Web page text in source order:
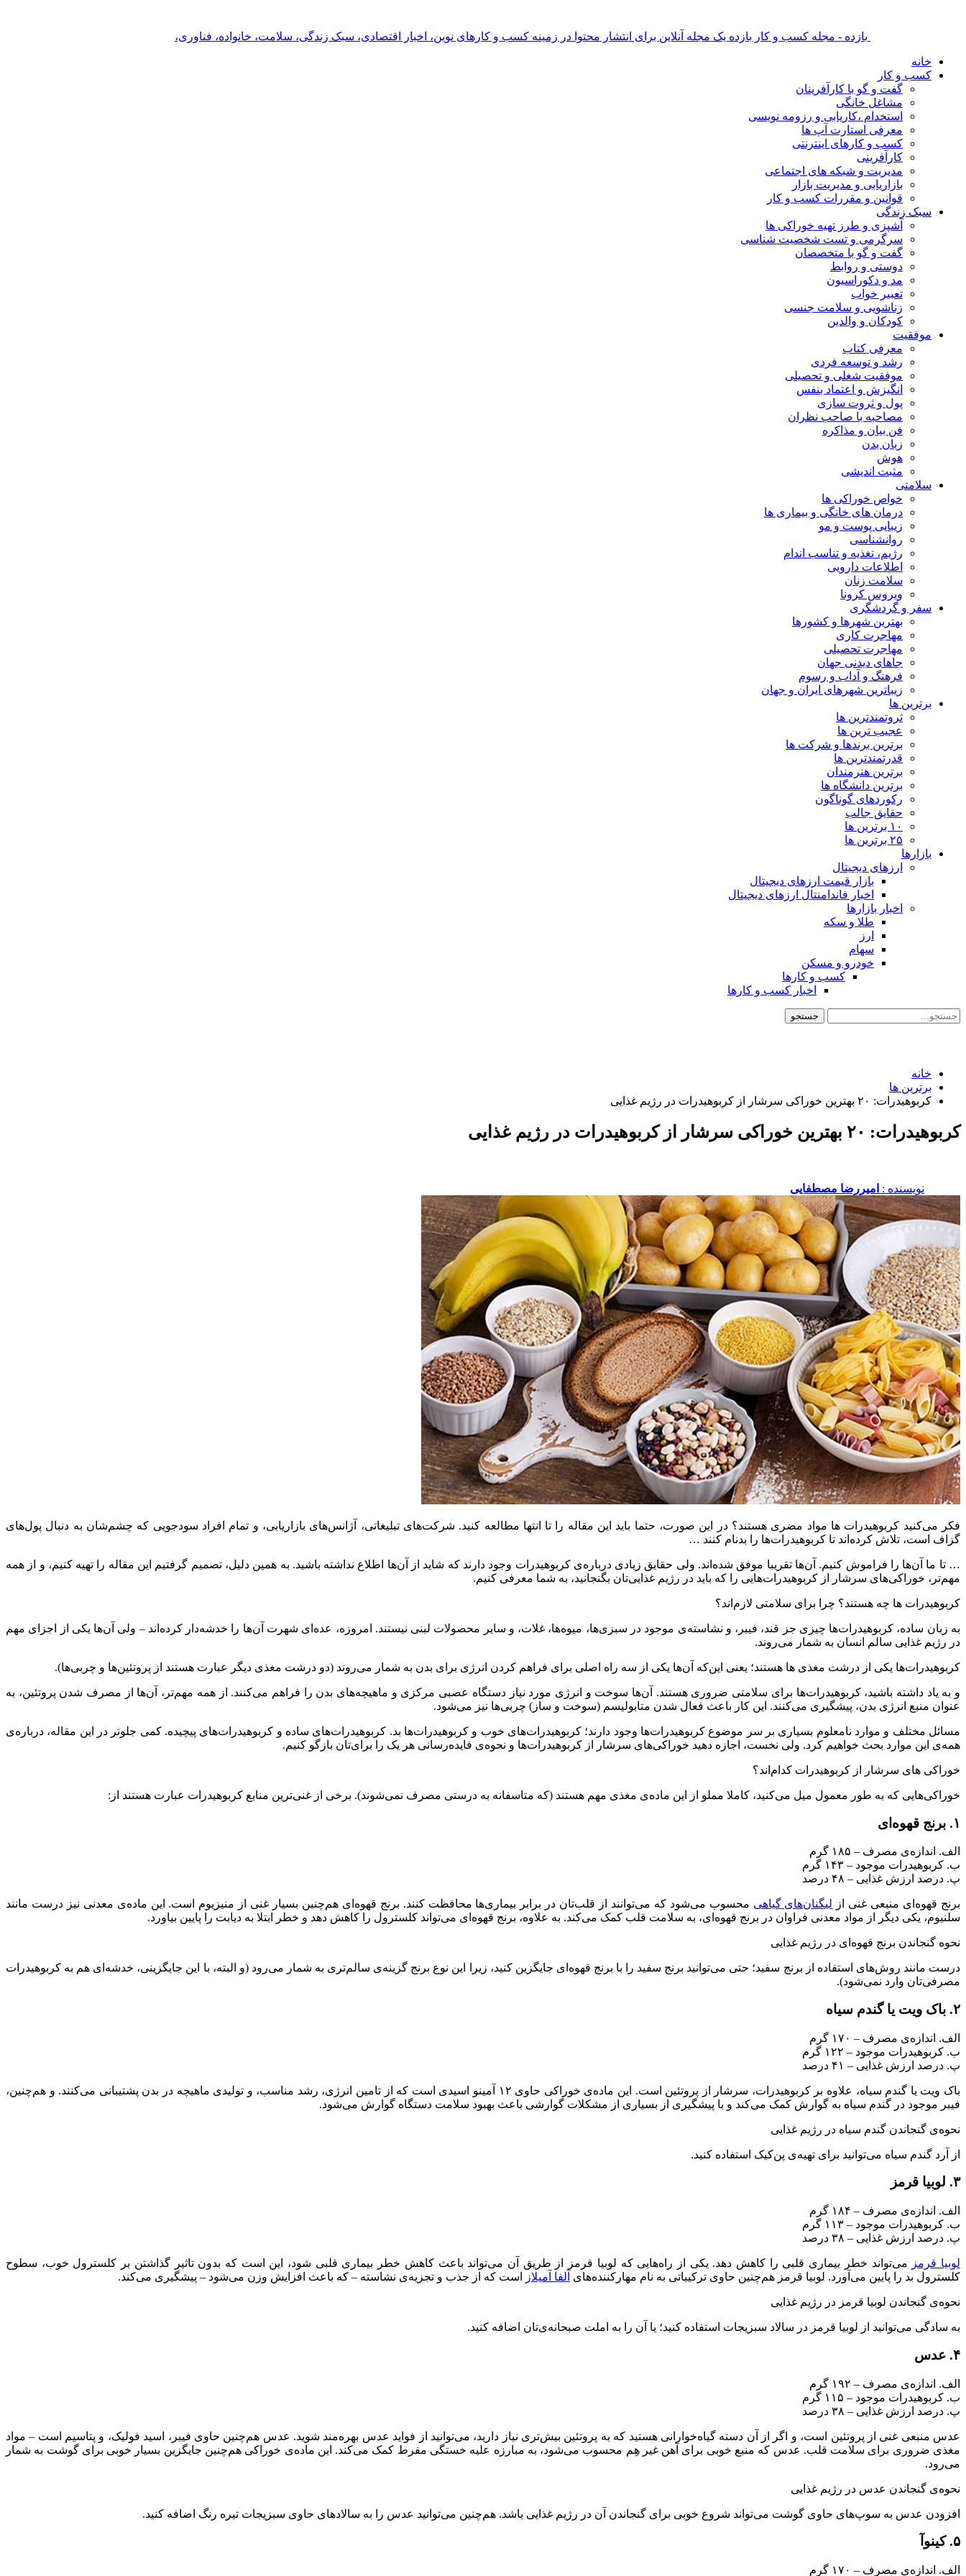
بازده - مجله کسب و کار بازده یک مجله آنلاین برای انتشار محتوا در زمینه کسب و کارهای نوین، اخبار اقتصادی، سبک زندگی، سلامت، خانواده، فناوری،
خانه
کسب و کار
گفت و گو با کارآفرینان
مشاغل خانگی
استخدام ،کاریابی و رزومه نویسی
معرفی استارت آپ ها
کسب و کارهای اینترنتی
کارآفرینی
مدیریت و شبکه های اجتماعی
بازاریابی و مدیریت بازار
قوانین و مقررات کسب و کار
سبک زندگی
آشپزی و طرز تهیه خوراکی ها
سرگرمی و تست شخصیت شناسی
گفت و گو با متخصصان
دوستی و روابط
مد و دکوراسیون
تعبیر خواب
زناشویی و سلامت جنسی
کودکان و والدین
موفقیت
معرفی کتاب
رشد و توسعه فردی
موفقیت شغلی و تحصیلی
انگیزش و اعتماد بنفس
پول و ثروت سازی
مصاحبه با صاحب نظران
فن بیان و مذاکره
زبان بدن
هوش
مثبت اندیشی
سلامتی
خواص خوراکی ها
درمان های خانگی و بیماری ها
زیبایی پوست و مو
روانشناسی
رژیم، تغذیه و تناسب اندام
اطلاعات دارویی
سلامت زنان
ویروس کرونا
سفر و گردشگری
بهترین شهرها و کشورها
مهاجرت کاری
مهاجرت تحصیلی
جاهای دیدنی جهان
فرهنگ و آداب و رسوم
زیباترین شهرهای ایران و جهان
برترین ها
ثروتمندترین ها
عجیب ترین ها
برترین برندها و شرکت ها
قدرتمندترین ها
برترین هنرمندان
برترین دانشگاه ها
رکوردهای گوناگون
حقایق جالب
۱۰ برترین ها
۲۵ برترین ها
بازارها
ارزهای دیجیتال
بازار قیمت ارزهای دیجیتال
اخبار فاندامنتال ارزهای دیجیتال
اخبار بازارها
طلا و سکه
ارز
سهام
خودرو و مسکن
کسب و کارها
اخبار کسب و کارها
خانه
برترین ها
کربوهیدرات: ۲۰ بهترین خوراکی سرشار از کربوهیدرات در رژیم غذایی
کربوهیدرات: ۲۰ بهترین خوراکی سرشار از کربوهیدرات در رژیم غذایی
نویسنده :‌ امیررضا مصطفایی
فکر می‌کنید کربوهیدرات ها مواد مضری هستند؟ در این صورت، حتما باید این مقاله را تا انتها مطالعه کنید. شرکت‌های تبلیغاتی، آژانس‌های بازاریابی، و تمام افراد سودجویی که چشم‌شان به دنبال پول‌های
گزاف است، تلاش کرده‌اند تا کربوهیدرات‌ها را بدنام کنند …
… تا ما آن‌ها را فراموش کنیم. آن‌ها تقریبا موفق شده‌اند. ولی حقایق زیادی درباره‌ی کربوهیدرات وجود دارند که شاید از آن‌ها اطلاع نداشته باشید. به همین دلیل، تصمیم گرفتیم این مقاله را تهیه کنیم، و از همه
مهم‌تر، خوراکی‌های سرشار از کربوهیدرات‌هایی را که باید در رژیم غذایی‌تان بگنجانید، به شما معرفی کنیم.
کربوهیدرات ها چه هستند؟ چرا برای سلامتی لازم‌اند؟
به زبان ساده، کربوهیدرات‌ها چیزی جز قند، فیبر، و نشاسته‌ی موجود در سبزی‌ها، میوه‌ها، غلات، و سایر محصولات لبنی نیستند. امروزه، عده‌ای شهرت آن‌ها را خدشه‌دار کرده‌اند – ولی آن‌ها یکی از اجزای مهم
در رژیم غذایی سالم انسان به شمار می‌روند.
کربوهیدرات‌ها یکی از درشت مغذی ها هستند؛ یعنی این‌که آن‌ها یکی از سه راه اصلی برای فراهم کردن انرژی برای بدن به شمار می‌روند (دو درشت مغذی دیگر عبارت هستند از پروتئین‌ها و چربی‌ها).
و به یاد داشته باشید، کربوهیدرات‌ها برای سلامتی ضروری هستند. آن‌ها سوخت و انرژی مورد نیاز دستگاه عصبی مرکزی و ماهیچه‌های بدن را فراهم می‌کنند. از همه مهم‌تر، آن‌ها از مصرف شدن پروتئین، به
عنوان منبع انرژی بدن، پیشگیری می‌کنند. این کار باعث فعال شدن متابولیسم (سوخت و ساز) چربی‌ها نیز می‌شود.
مسائل مختلف و موارد نامعلوم بسیاری بر سر موضوع کربوهیدرات‌ها وجود دارند؛ کربوهیدرات‌های خوب و کربوهیدرات‌ها بد. کربوهیدرات‌های ساده و کربوهیدرات‌های پیچیده. کمی جلوتر در این مقاله، درباره‌ی
همه‌ی این موارد بحث خواهیم کرد. ولی نخست، اجازه‌ دهید خوراکی‌های سرشار از کربوهیدرات‌ها و نحوه‌ی فایده‌رسانی هر یک را برای‌تان بازگو کنیم.
خوراکی های سرشار از کربوهیدرات کدام‌اند؟
خوراکی‌هایی که به طور معمول میل می‌کنید، کاملا مملو از این ماده‌ی مغذی مهم هستند (که متاسفانه به درستی مصرف نمی‌شوند). برخی از غنی‌ترین منابع کربوهیدرات عبارت هستند از:
۱. برنج قهوه‌ای
الف. اندازه‌ی مصرف – ۱۸۵ گرم
ب. کربوهیدرات موجود – ۱۴۳ گرم
پ. درصد ارزش غذایی – ۴۸ درصد
برنج قهوه‌ای منبعی غنی از لیگنان‌های گیاهی محسوب می‌شود که می‌توانند از قلب‌تان در برابر بیماری‌ها محافظت کنند. برنج قهوه‌ای هم‌چنین بسیار غنی از منیزیوم است. این ماده‌ی معدنی نیز درست مانند
سلنیوم، یکی دیگر از مواد معدنی فراوان در برنج قهوه‌ای، به سلامت قلب کمک می‌کند. به علاوه، برنج قهوه‌ای می‌تواند کلسترول را کاهش دهد و خطر ابتلا به دیابت را پایین بیاورد.
نحوه گنجاندن برنج قهوه‌ای در رژیم غذایی
درست مانند روش‌های استفاده از برنج سفید؛ حتی می‌توانید برنج سفید را با برنج قهوه‌ای جایگزین کنید، زیرا این نوع برنج گزینه‌ی سالم‌تری به شمار می‌رود (و البته، با این جایگزینی، خدشه‌ای هم به کربوهیدرات
مصرفی‌تان وارد نمی‌شود).
۲. باک ویت یا گندم سیاه
الف. اندازه‌ی مصرف – ۱۷۰ گرم
ب. کربوهیدرات موجود – ۱۲۲ گرم
پ. درصد ارزش غذایی – ۴۱ درصد
باک ویت یا گندم سیاه، علاوه بر کربوهیدرات، سرشار از پروتئین است. این ماده‌ی خوراکی حاوی ۱۲ آمینو اسیدی است که از تامین انرژی، رشد مناسب، و تولیدی ماهیچه در بدن پشتیبانی می‌کنند. و هم‌چنین،
فیبر موجود در گندم سیاه به گوارش کمک می‌کند و با پیشگیری از بسیاری از مشکلات گوارشی باعث بهبود سلامت دستگاه گوارش می‌شود.
نحوه‌ی گنجاندن گندم سیاه در رژیم غذایی
از آرد گندم سیاه می‌توانید برای تهیه‌ی پن‌کیک استفاده کنید.
۳. لوبیا قرمز
الف. اندازه‌ی مصرف – ۱۸۴ گرم
ب. کربوهیدرات موجود – ۱۱۳ گرم
پ. درصد ارزش غذایی – ۳۸ درصد
لوبیا قرمز می‌تواند خطر بیماری قلبی را کاهش دهد. یکی از راه‌هایی که لوبیا قرمز از طریق آن می‌تواند باعث کاهش خطر بیماری قلبی شود، این است که بدون تاثیر گذاشتن بر کلسترول خوب، سطوح
کلسترول بد را پایین می‌آورد. لوبیا قرمز هم‌چنین حاوی ترکیباتی به نام مهارکننده‌های آلفا آمیلاز است که از جذب و تجزیه‌ی نشاسته – که باعث افزایش وزن می‌شود – پیشگیری می‌کند.
نحوه‌ی گنجاندن لوبیا قرمز در رژیم غذایی
به سادگی می‌توانید از لوبیا قرمز در سالاد سبزیجات استفاده کنید؛ یا آن را به املت صبحانه‌ی‌تان اضافه کنید.
۴. عدس
الف. اندازه‌ی مصرف – ۱۹۲ گرم
ب. کربوهیدرات موجود – ۱۱۵ گرم
پ. درصد ارزش غذایی – ۳۸ درصد
عدس منبعی غنی از پروتئین است، و اگر از آن دسته گیاه‌خوارانی هستید که به پروتئین بیش‌تری نیاز دارید، می‌توانید از فواید عدس بهره‌مند شوید. عدس هم‌چنین حاوی فیبر، اسید فولیک، و پتاسیم است – مواد
مغذی ضروری برای سلامت قلب. عدس که منبع خوبی برای آهن غیر هِم محسوب می‌شود، به مبارزه علیه خستگی مفرط کمک می‌کند. این ماده‌ی خوراکی هم‌چنین جایگزین بسیار خوبی برای گوشت به شمار
می‌رود.
نحوه‌ی گنجاندن عدس در رژیم غذایی
افزودن عدس به سوپ‌های حاوی گوشت می‌تواند شروع خوبی برای گنجاندن آن در رژیم غذایی باشد. هم‌چنین می‌توانید عدس را به سالادهای حاوی سبزیجات تیره رنگ اضافه کنید.
۵. کینوآ
الف. اندازه‌ی مصرف – ۱۷۰ گرم